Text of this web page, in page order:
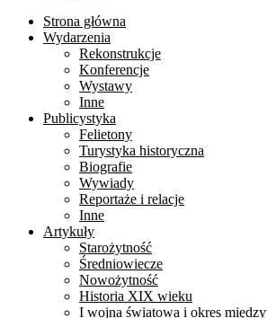
Strona główna
Wydarzenia
Rekonstrukcje
Konferencje
Wystawy
Inne
Publicystyka
Felietony
Turystyka historyczna
Biografie
Wywiady
Reportaże i relacje
Inne
Artykuły
Starożytność
Średniowiecze
Nowożytność
Historia XIX wieku
I wojna światowa i okres